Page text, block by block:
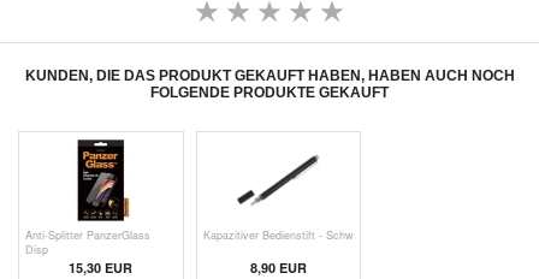
KUNDEN, DIE DAS PRODUKT GEKAUFT HABEN, HABEN AUCH NOCH
FOLGENDE PRODUKTE GEKAUFT
Anti-Splitter PanzerGlass
Disp
15,30 EUR
Kapazitiver Bedienstift - Schw
8,90 EUR